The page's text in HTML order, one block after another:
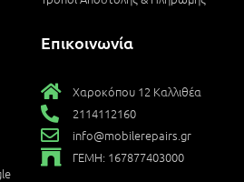
Επικοινωνία
Χαροκόπου 12 Καλλιθέα
2114112160
info@mobilerepairs.gr
ΓΕΜΗ: 167877403000